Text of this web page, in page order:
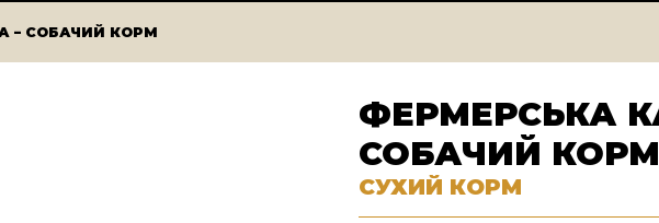
– СОБАЧИЙ КОРМ
ФЕРМЕРСЬКА
СОБАЧИЙ КОРМ
СУХИЙ КОРМ